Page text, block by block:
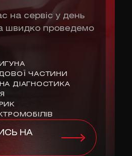
на сервіс у день
швидко проведемо
ЧАСТИНИ
ДІАГНОСТИКА
НА